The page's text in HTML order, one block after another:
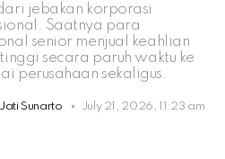
jebakan korporasi
Saatnya para
senior menjual keahlian
secara paruh waktu ke
perusahaan sekaligus.
Jati Sunarto July 21, 2026, 11:23 am